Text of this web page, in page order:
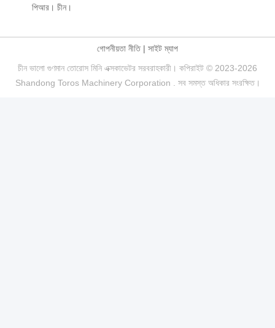
পিআর। চীন।
গোপনীয়তা নীতি| সাইট ম্যাপ
চীন ভালো গুণমান তোরোস মিনি এক্সকাভেটর সরবরাহকারী। কপিরাইট © 2023-2026
Shandong Toros Machinery Corporation . সব সমস্ত অধিকার সংরক্ষিত।